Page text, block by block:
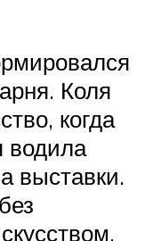
Коля
когда
водила
выставки.